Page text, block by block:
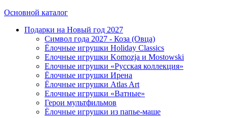
Основной каталог
Подарки на Новый год 2027
Символ года 2027 - Коза (Овца)
Ёлочные игрушки Holiday Classics
Елочные игрушки Komozja и Mostowski
Елочные игрушки «Русская коллекция»
Ёлочные игрушки Ирена
Ёлочные игрушки Atlas Art
Елочные игрушки «Ватные»
Герои мультфильмов
Ёлочные игрушки из папье-маше